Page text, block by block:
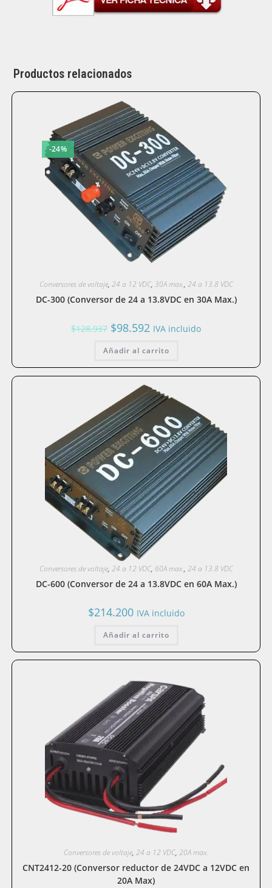
Productos relacionados
-24%
Conversores de voltaje, 24 a 12 VDC, 30A max., 24 a 13.8 VDC
DC-300 (Conversor de 24 a 13.8VDC en 30A Max.)
$128.937 El
precio
era:
$98.592 El
precio
es:
IVA incluido
Añadir al carrito
Conversores de voltaje, 24 a 12 VDC, 60A max., 24 a 13.8 VDC
DC-600 (Conversor de 24 a 13.8VDC en 60A Max.)
$214.200 IVA incluido
Añadir al carrito
Conversores de voltaje, 24 a 12 VDC, 20A max.
CNT2412-20 (Conversor reductor de 24VDC a 12VDC en
20A Max)